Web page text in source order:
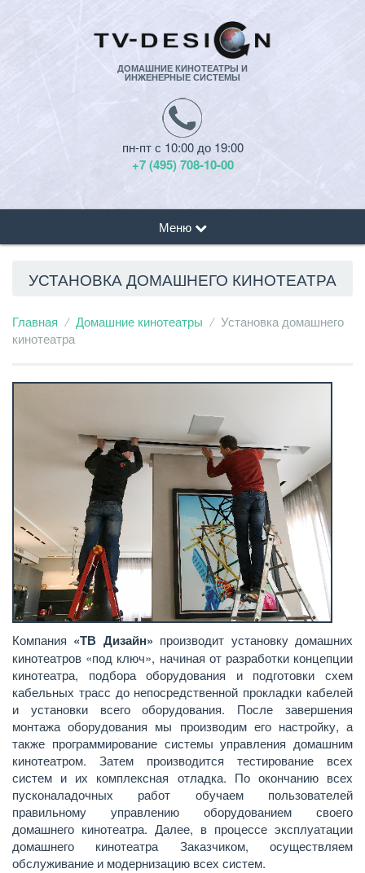
ДОМАШНИЕ КИНОТЕАТРЫ И
ИНЖЕНЕРНЫЕ СИСТЕМЫ
пн-пт с 10:00 до 19:00
+7 (495) 708-10-00
Меню
УСТАНОВКА ДОМАШНЕГО КИНОТЕАТРА
Главная Домашние кинотеатры
Установка домашнего
кинотеатра
Компания «ТВ Дизайн» производит установку домашних
кинотеатров «под ключ», начиная от разработки концепции
кинотеатра, подбора оборудования и подготовки схем
кабельных трасс до непосредственной прокладки кабелей
и установки всего оборудования. После завершения
монтажа оборудования мы производим его настройку, а
также программирование системы управления домашним
кинотеатром. Затем производится тестирование всех
систем и их комплексная отладка. По окончанию всех
пусконаладочных работ обучаем пользователей
правильному управлению оборудованием своего
домашнего кинотеатра. Далее, в процессе эксплуатации
домашнего кинотеатра Заказчиком, осуществляем
обслуживание и модернизацию всех систем.